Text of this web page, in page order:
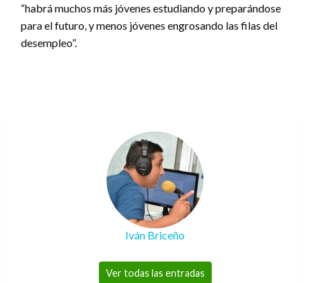
“habrá muchos más jóvenes estudiando y preparándose
para el futuro, y menos jóvenes engrosando las filas del
desempleo”.
Iván Briceño
Ver todas las entradas